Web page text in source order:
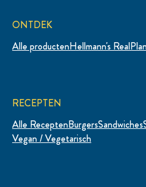
ONTDEK
Alle productenHellmann's Real
RECEPTEN
Alle ReceptenBurgersSandwiches
Vegan / Vegetarisch